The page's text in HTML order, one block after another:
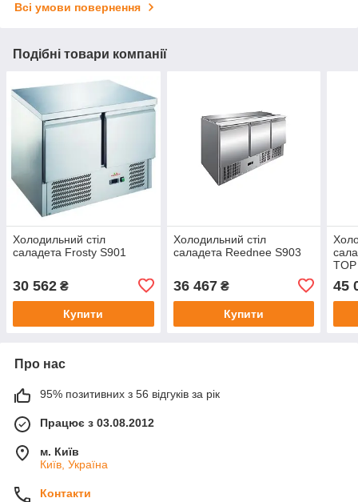
Всі умови повернення
Подібні товари компанії
Холодильний стіл
саладета Frosty S901
30 562 ₴
Купити
Холодильний стіл
саладета Reednee S903
36 467₴
Купити
45
Про нас
95% позитивних з 56 відгуків за рік
Працює з 03.08.2012
м. Київ
Київ, Україна
Контакти